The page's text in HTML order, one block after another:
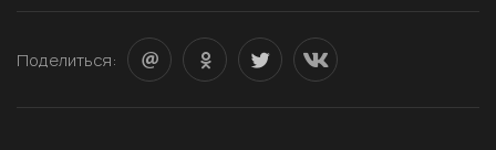
Поделиться: